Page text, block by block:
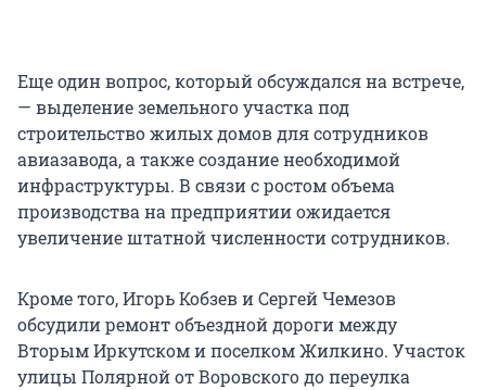
Еще один вопрос, который обсуждался на встрече,
— выделение земельного участка под
строительство жилых домов для сотрудников
авиазавода, а также создание необходимой
инфраструктуры. В связи с ростом объема
производства на предприятии ожидается
увеличение штатной численности сотрудников.
Кроме того, Игорь Кобзев и Сергей Чемезов
обсудили ремонт объездной дороги между
Вторым Иркутском и поселком Жилкино. Участок
улицы Полярной от Воровского до переулка